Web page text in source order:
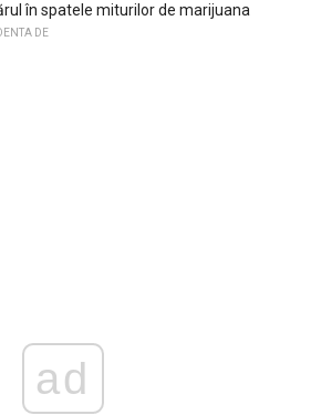
în spatele miturilor de marijuana
DE
ad